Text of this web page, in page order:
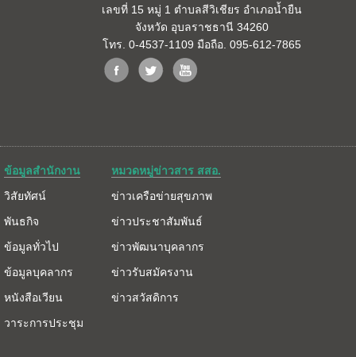
เลขที่ 15 หมู่ 1 ตำบลสีวิเชียร อำเภอน้ำยืน
จังหวัด อุบลราชธานี 34260
โทร. 0-4537-1109 มือถือ. 095-612-7865
ข้อมูลสำนักงาน
วิสัยทัศน์
พันธกิจ
ข้อมูลทั่วไป
ข้อมูลบุคลากร
หนังสือเวียน
วาระการประชุม
หมวดหมู่ข่าวสาร สสอ.
ข่าวเครือข่ายสุขภาพ
ข่าวประชาสัมพันธ์
ข่าวพัฒนาบุคลากร
ข่าวรับสมัครงาน
ข่าวสวัสดิการ